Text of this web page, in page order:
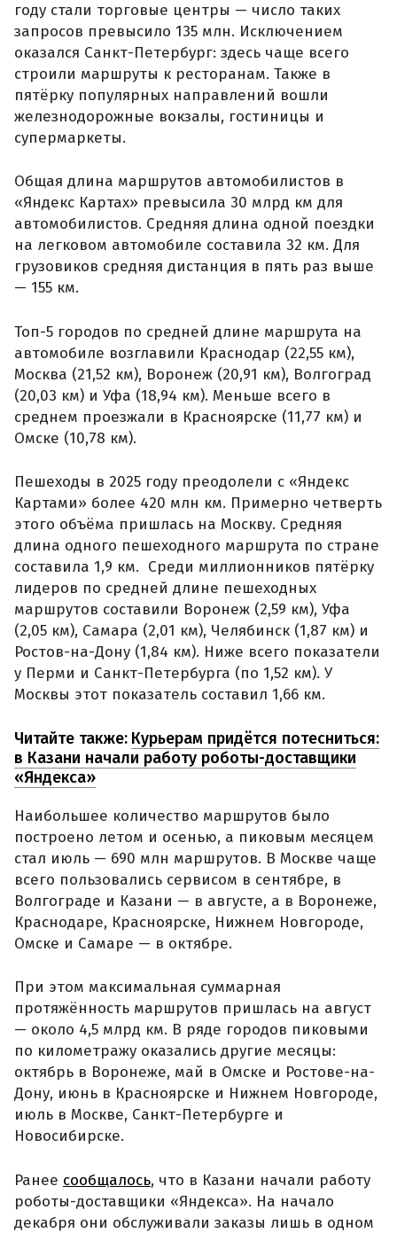
году стали торговые центры — число таких
запросов превысило 135 млн. Исключением
оказался Санкт-Петербург: здесь чаще всего
строили маршруты к ресторанам. Также в
пятёрку популярных направлений вошли
железнодорожные вокзалы, гостиницы и
супермаркеты.
Общая длина маршрутов автомобилистов в
«Яндекс Картах» превысила 30 млрд км для
автомобилистов. Средняя длина одной поездки
на легковом автомобиле составила 32 км. Для
грузовиков средняя дистанция в пять раз выше
— 155 км.
Топ-5 городов по средней длине маршрута на
автомобиле возглавили Краснодар (22,55 км),
Москва (21,52 км), Воронеж (20,91 км), Волгоград
(20,03 км) и Уфа (18,94 км). Меньше всего в
среднем проезжали в Красноярске (11,77 км) и
Омске (10,78 км).
Пешеходы в 2025 году преодолели с «Яндекс
Картами» более 420 млн км. Примерно четверть
этого объёма пришлась на Москву. Средняя
длина одного пешеходного маршрута по стране
составила 1,9 км. Среди миллионников пятёрку
лидеров по средней длине пешеходных
маршрутов составили Воронеж (2,59 км), Уфа
(2,05 км), Самара (2,01 км), Челябинск (1,87 км) и
Ростов-на-Дону (1,84 км). Ниже всего показатели
у Перми и Санкт-Петербурга (по 1,52 км). У
Москвы этот показатель составил 1,66 км.
Читайте также: Курьерам придётся потесниться:
в Казани начали работу роботы-доставщики
«Яндекса»
Наибольшее количество маршрутов было
построено летом и осенью, а пиковым месяцем
стал июль — 690 млн маршрутов. В Москве чаще
всего пользовались сервисом в сентябре, в
Волгограде и Казани — в августе, а в Воронеже,
Краснодаре, Красноярске, Нижнем Новгороде,
Омске и Самаре — в октябре.
При этом максимальная суммарная
протяжённость маршрутов пришлась на август
— около 4,5 млрд км. В ряде городов пиковыми
по километражу оказались другие месяцы:
октябрь в Воронеже, май в Омске и Ростове-на-
Дону, июнь в Красноярске и Нижнем Новгороде,
июль в Москве, Санкт-Петербурге и
Новосибирске.
Ранее сообщалось, что в Казани начали работу
роботы-доставщики «Яндекса». На начало
декабря они обслуживали заказы лишь в одном